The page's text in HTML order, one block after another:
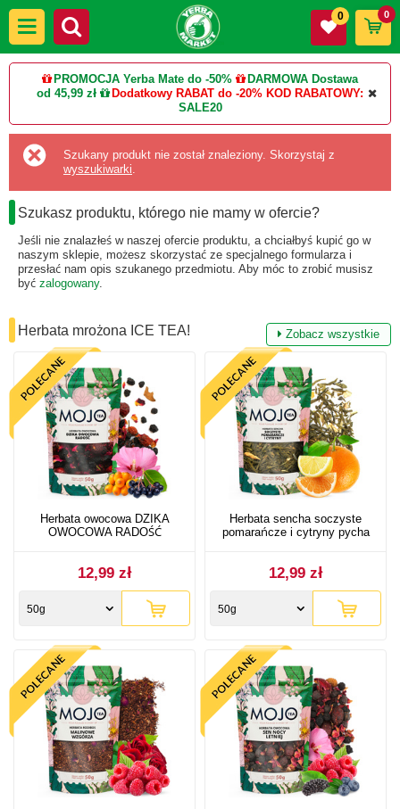
PROMOCJA Yerba Mate do -50%
DARMOWA Dostawa
od 45,99 zł
Dodatkowy RABAT do -20% KOD RABATOWY:
SALE20
0 0
Szukany produkt nie został znaleziony. Skorzystaj z
wyszukiwarki.
Szukasz produktu, którego nie mamy w ofercie?
Jeśli nie znalazłeś w naszej ofercie produktu, a chciałbyś kupić go w
naszym sklepie, możesz skorzystać ze specjalnego formularza i
przesłać nam opis szukanego przedmiotu. Aby móc to zrobić musisz
być zalogowany.
Herbata mrożona ICE TEA! Zobacz wszystkie
Herbata owocowa DZIKA
OWOCOWA RADOŚĆ
12,99 zł
50g
Herbata sencha soczyste
pomarańcze i cytryny pycha
12,99 zł
50g